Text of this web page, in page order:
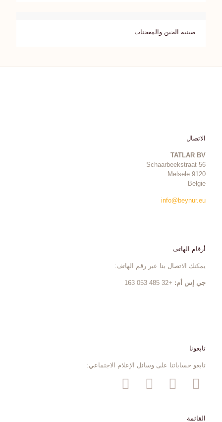
صينية الجبن والمعجنات
الاتصال
TATLAR BV
Schaarbeekstraat 56
9120 Melsele
Belgie
info@beynur.eu
أرقام الهاتف
يمكنك الاتصال بنا عبر رقم الهاتف:
جي إس أم: +32 485 053 163
تابعونا
تابعو حساباتنا على وسائل الإعلام الاجتماعي:
القائمة